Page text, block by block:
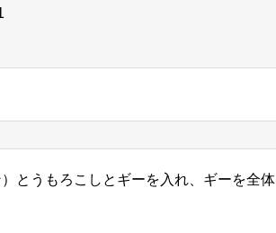
⠀
とうもろこしとギーを入れ、ギーを全